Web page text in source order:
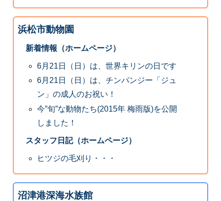
浜松市動物園
新着情報（ホームページ）
6月21日（日）は、世界キリンの日です
6月21日（日）は、チンパンジー「ジュ
ン」の成人のお祝い！
今”旬”な動物たち(2015年 梅雨版)を公開
しました！
スタッフ日記（ホームページ）
ヒツジの毛刈り・・・
沼津港深海水族館